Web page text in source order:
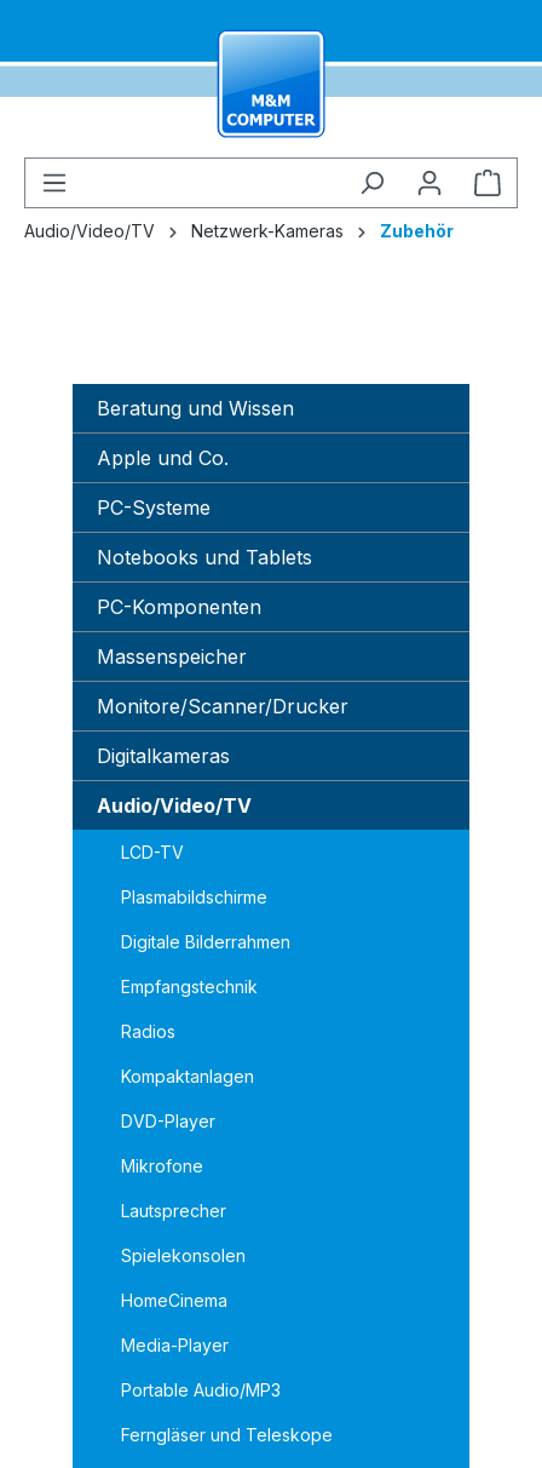
Audio/Video/TV Netzwerk-Kameras Zubehör
Beratung und Wissen
Apple und Co.
PC-Systeme
Notebooks und Tablets
PC-Komponenten
Massenspeicher
Monitore/Scanner/Drucker
Digitalkameras
Audio/Video/TV
LCD-TV
Plasmabildschirme
Digitale Bilderrahmen
Empfangstechnik
Radios
Kompaktanlagen
DVD-Player
Mikrofone
Lautsprecher
Spielekonsolen
HomeCinema
Media-Player
Portable Audio/MP3
Ferngläser und Teleskope